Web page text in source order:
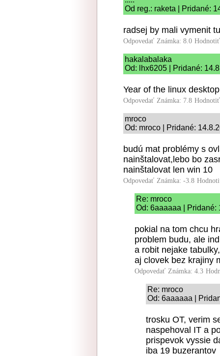
Od reg.: raketa | Pridané:
radsej by mali vymenit
Odpovedať Známka: 8.0
hakalabalaka
Od: lhx6205 | Pridané:
Year of the linux desktop
Odpovedať Známka: 7.8
mroco
Od: mroco | Pridané:
budú mat problémy s
nainštalovat,lebo bo
nainštalovat len win 10
Odpovedať Známka: -3.8
Re: mroco
Od: 6aaaaaa | Pridané:
pokial na tom chcu
problem budu, ale
a robit nejake
aj clovek bez krajiny
Odpovedať Známka: 4.3
Re: mroco
Od: 6aaaaaa |
trosku OT, verim
naspehoval IT a
prispevok vyssie
iba 19 buzerantov